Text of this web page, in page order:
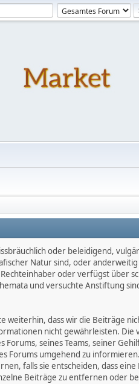
oder beleidigend,
Natur sind, oder
oder verfügst über
und versuchte Anstiftung
weiterhin, dass wir die Beiträge
nicht gewährleisten.
seines Teams, seiner
Forums umgehend zu
falls sie entscheiden, dass
Beiträge zu entfernen oder